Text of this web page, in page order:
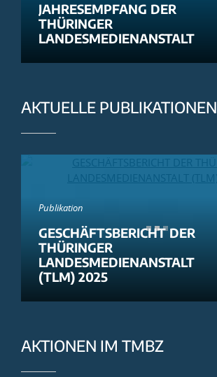
JAHRESEMPFANG DER
THÜRINGER
LANDESMEDIENANSTALT
AKTUELLE PUBLIKATIONEN
Publikation
GESCHÄFTSBERICHT DER
THÜRINGER
LANDESMEDIENANSTALT
(TLM) 2025
AKTIONEN IM TMBZ